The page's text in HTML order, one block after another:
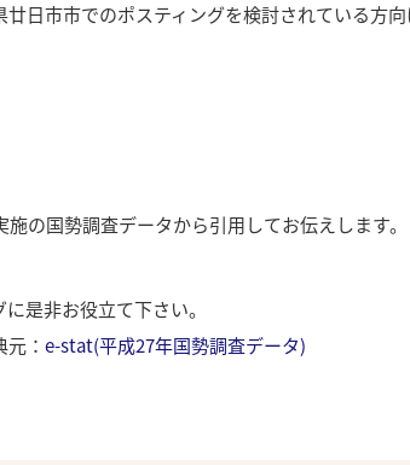
廿日市市でのポスティングを検討されている方
の国勢調査データから引用してお伝えします。
是非お役立て下さい。
： e-stat(平成27年国勢調査データ)